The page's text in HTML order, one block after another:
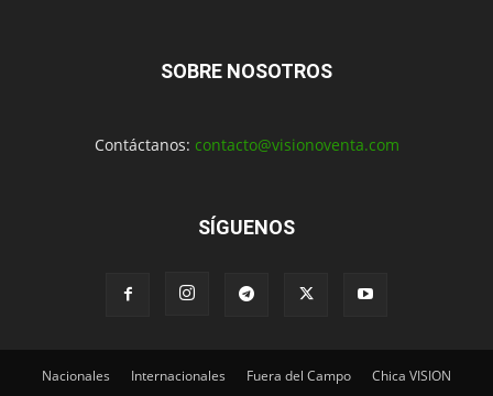
SOBRE NOSOTROS
Contáctanos: contacto@visionoventa.com
SÍGUENOS
Nacionales Internacionales Fuera del Campo Chica VISION